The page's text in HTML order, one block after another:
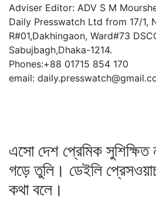
Adviser Editor: ADV S M
Daily Presswatch Ltd from 17/1,
R#01,Dakhingaon, Ward#73
Sabujbagh,Dhaka-1214.
Phones:+88 01715 854 170
email:
এসো দেশ প্রেমিক সুশিক্ষিত
গড়ে তুলি। ডেইলি
কথা বলে।